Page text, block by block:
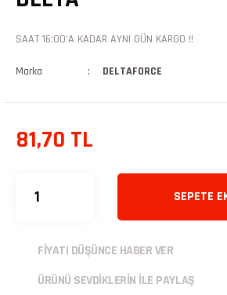
SAAT 16:00'A KADAR AYNI GÜN KARGO !!
Marka DELTAFORCE
81,70 TL
SEPETE
FİYATI DÜŞÜNCE HABER VER
ÜRÜNÜ SEVDİKLERİN İLE PAYLAŞ